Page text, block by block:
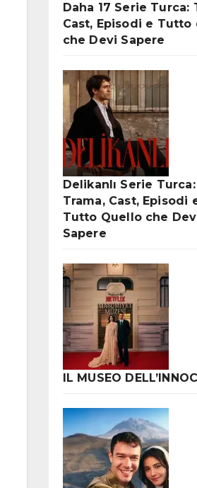
Daha 17 Serie Turca:
Cast, Episodi e Tutto
che Devi Sapere
Delikanlı Serie Turca:
Trama, Cast, Episodi
Tutto Quello che
Sapere
IL MUSEO